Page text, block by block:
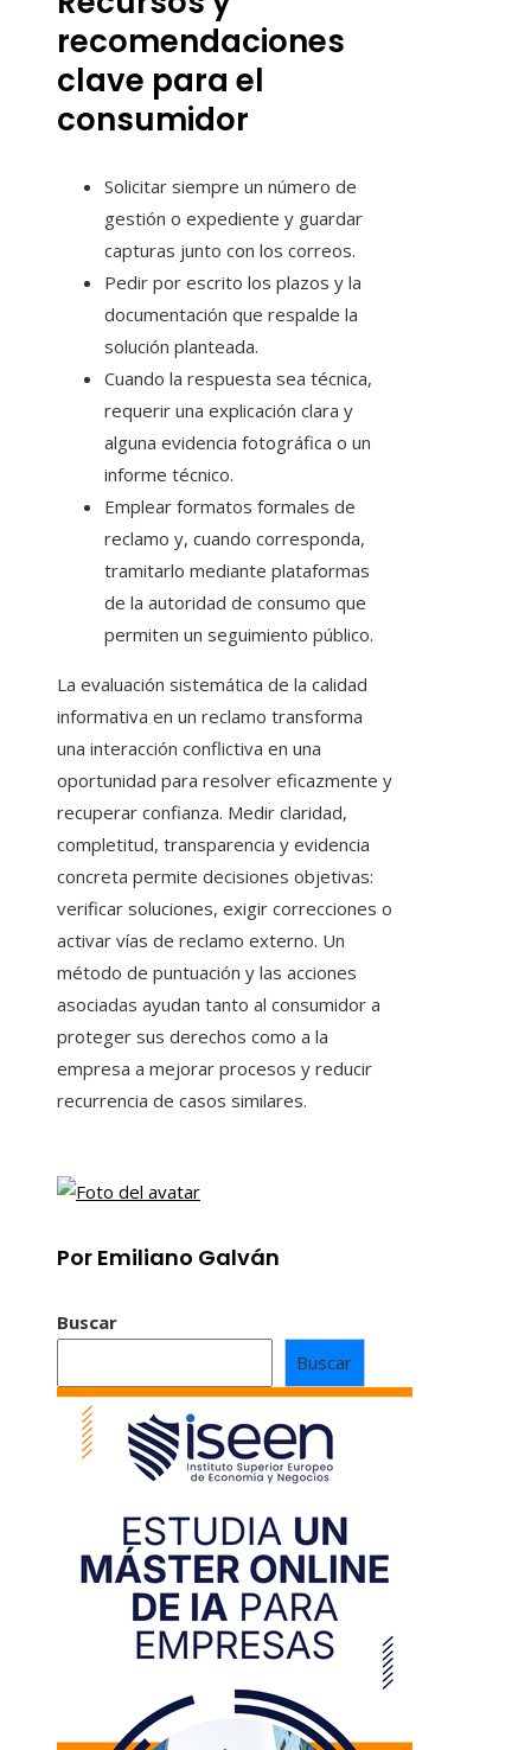
recomendaciones
clave para el
consumidor
Solicitar siempre un número de
gestión o expediente y guardar
capturas junto con los correos.
Pedir por escrito los plazos y la
documentación que respalde la
solución planteada.
Cuando la respuesta sea técnica,
requerir una explicación clara y
alguna evidencia fotográfica o un
informe técnico.
Emplear formatos formales de
reclamo y, cuando corresponda,
tramitarlo mediante plataformas
de la autoridad de consumo que
permiten un seguimiento público.
La evaluación sistemática de la calidad
informativa en un reclamo transforma
una interacción conflictiva en una
oportunidad para resolver eficazmente y
recuperar confianza. Medir claridad,
completitud, transparencia y evidencia
concreta permite decisiones objetivas:
verificar soluciones, exigir correcciones o
activar vías de reclamo externo. Un
método de puntuación y las acciones
asociadas ayudan tanto al consumidor a
proteger sus derechos como a la
empresa a mejorar procesos y reducir
recurrencia de casos similares.
Por Emiliano Galván
Buscar
Buscar